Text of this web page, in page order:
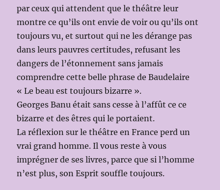
par ceux qui attendent que le théâtre leur
montre ce qu’ils ont envie de voir ou qu’ils ont
toujours vu, et surtout qui ne les dérange pas
dans leurs pauvres certitudes, refusant les
dangers de l’étonnement sans jamais
comprendre cette belle phrase de Baudelaire
« Le beau est toujours bizarre ».
Georges Banu était sans cesse à l’affût ce ce
bizarre et des êtres qui le portaient.
La réflexion sur le théâtre en France perd un
vrai grand homme. Il vous reste à vous
imprégner de ses livres, parce que si l’homme
n’est plus, son Esprit souffle toujours.